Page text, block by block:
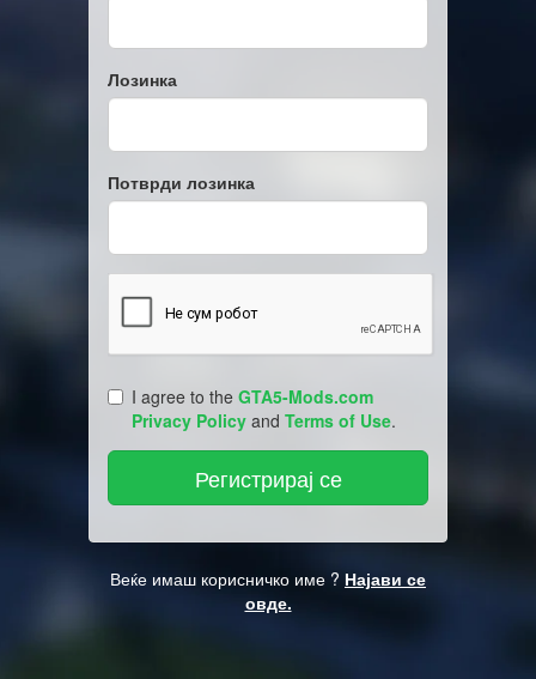
Лозинка
Потврди лозинка
I agree to the GTA5-Mods.com
Privacy Policy and Terms of Use.
Веќе имаш корисничко име ? Најави се
овде.